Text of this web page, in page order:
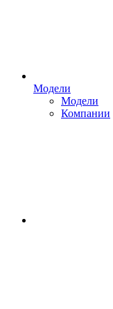
Модели
Модели
Компании